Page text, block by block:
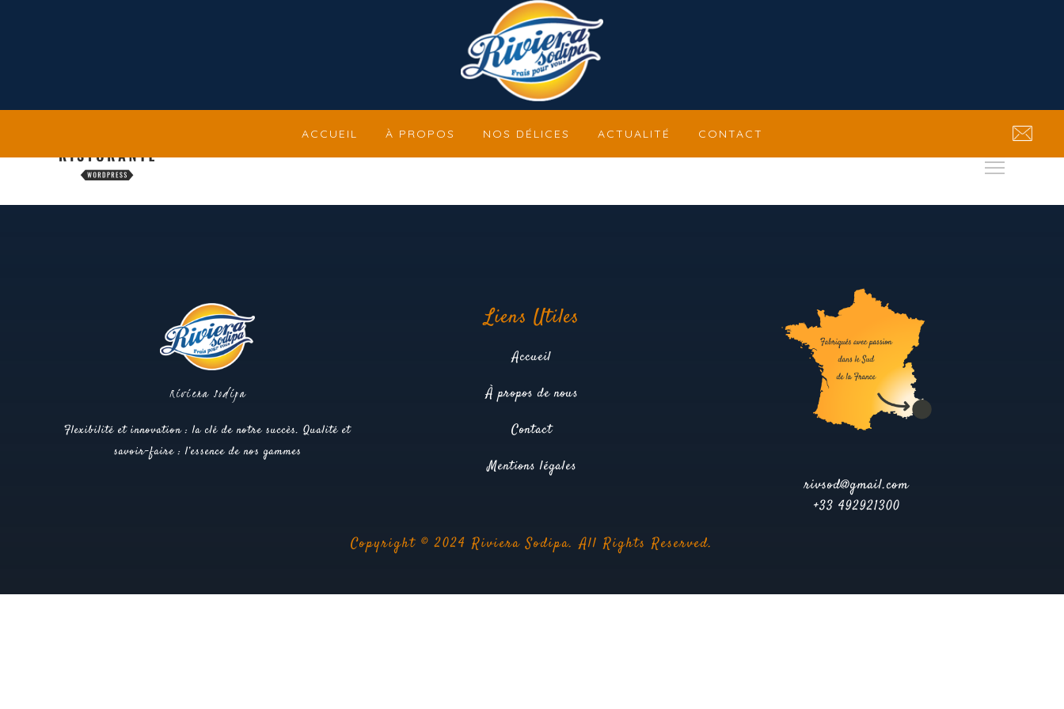
ACCUEIL À PROPOS NOS DÉLICES ACTUALITÉ CONTACT
Riviera Sodipa
Flexibilité et innovation : la clé de notre succès. Qualité et
savoir-faire : l’essence de nos gammes
Liens Utiles
Accueil
À propos de nous
Contact
Mentions légales
rivsod@gmail.com
+33 492921300
Copyright © 2024 Riviera Sodipa. All Rights Reserved.